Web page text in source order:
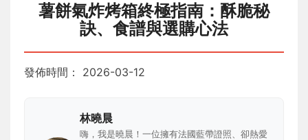
薯餅氣炸烤箱終極指南：酥脆秘
訣、食譜與選購心法
發佈時間： 2026-03-12
林曉晨
嗨，我是曉晨！一位擁有法國藍帶證照、卻熱愛